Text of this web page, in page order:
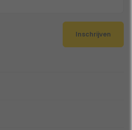
Inschrijven